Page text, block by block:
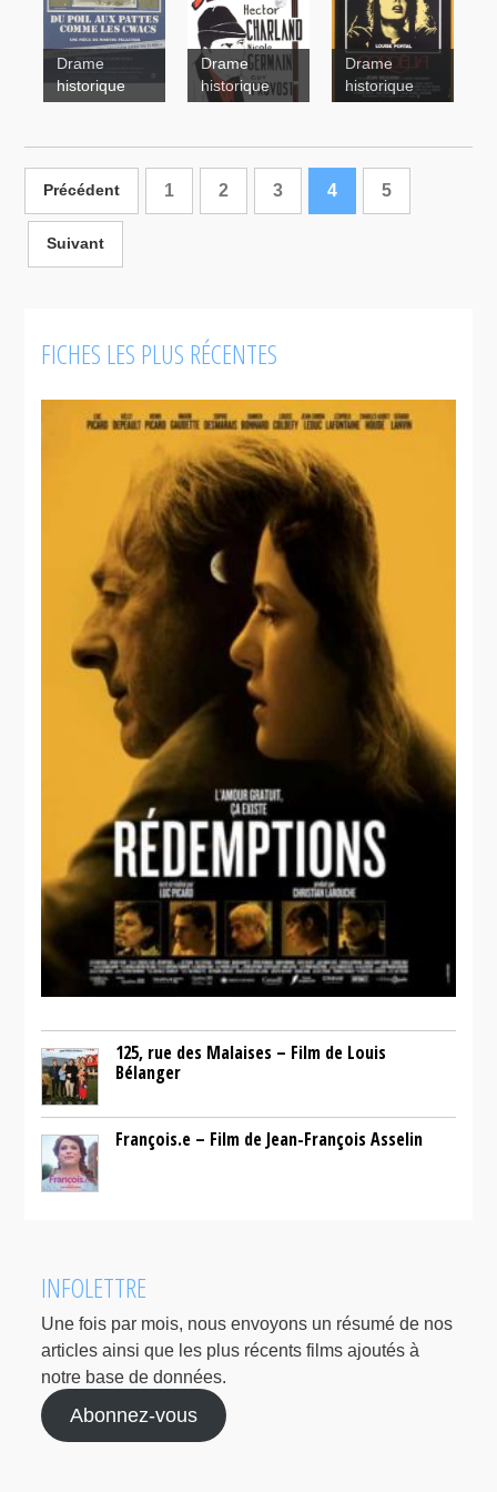
blockbuster
La Fuite
Du poil aux
pattes
comme les
Drame
historique
Un
homme et
Drame
historique
Cordélia
Drame
historique
Précédent 1 2 3 4 5
Suivant
FICHES LES PLUS RÉCENTES
125, rue des Malaises – Film de Louis
Bélanger
François.e – Film de Jean-François Asselin
INFOLETTRE
Une fois par mois, nous envoyons un résumé de nos
articles ainsi que les plus récents films ajoutés à
notre base de données.
Abonnez-vous